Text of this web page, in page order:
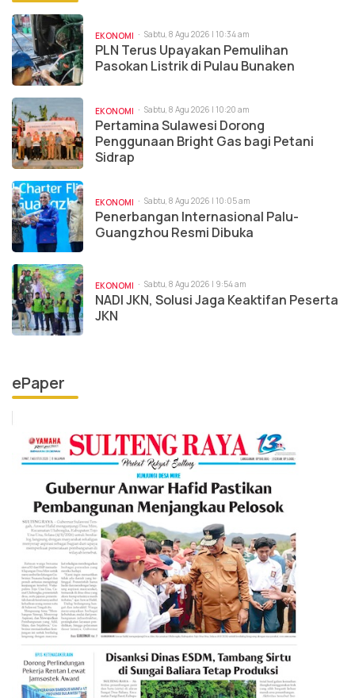
EKONOMI Sabtu, 8 Agu 2026 | 10:34 am
PLN Terus Upayakan Pemulihan
Pasokan Listrik di Pulau Bunaken
EKONOMI Sabtu, 8 Agu 2026 | 10:20 am
Pertamina Sulawesi Dorong
Penggunaan Bright Gas bagi Petani
Sidrap
EKONOMI Sabtu, 8 Agu 2026 | 10:05 am
Penerbangan Internasional Palu-
Guangzhou Resmi Dibuka
EKONOMI Sabtu, 8 Agu 2026 | 9:54 am
NADI JKN, Solusi Jaga Keaktifan Peserta
JKN
ePaper